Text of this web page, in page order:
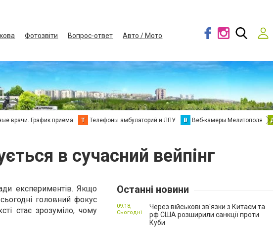
Фотозвіти Вопрос-ответ
Авто / Мото
врачи. График приема Т Телефоны амбулаторий и ЛПУ В Веб-камеры Мелитополя Д
в сучасний вейпінг
експериментів. Якщо
головний фокус
стає зрозуміло, чому
Останні новини
Через військові зв'язки з Китаєм та
рф США розширили санкції проти
Куби
09:18,
Сьогодні